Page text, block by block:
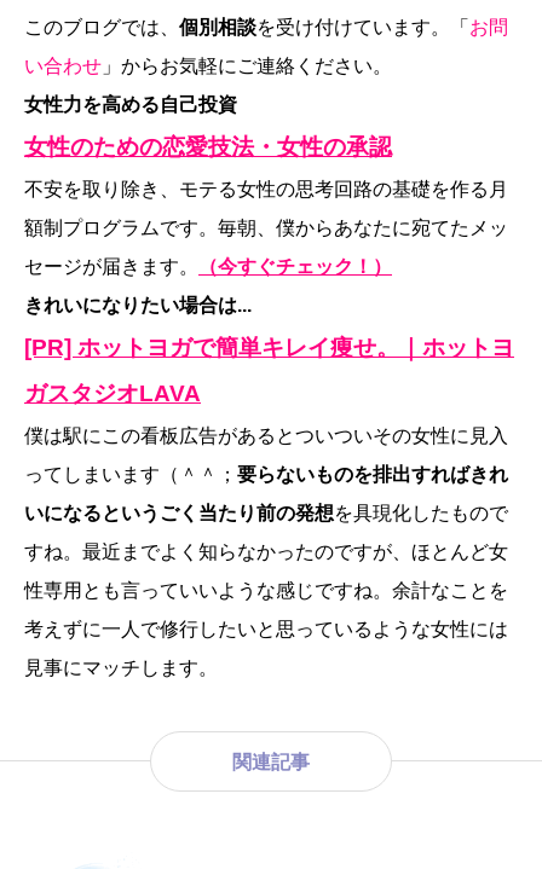
このブログでは、 個別相談を受け付けています。「 お問
い合わせ 」からお気軽にご連絡ください。
女性力を高める自己投資
女性のための恋愛技法・女性の承認
不安を取り除き、モテる女性の思考回路の基礎を作る月
額制プログラムです。毎朝、僕からあなたに宛てたメッ
セージが届きます。
（今すぐチェック！）
きれいになりたい場合は...
[PR] ホットヨガで簡単キレイ痩せ。｜ホットヨ
ガスタジオLAVA
僕は駅にこの看板広告があるとついついその女性に見入
ってしまいます（＾＾； 要らないものを排出すればきれ
いになるというごく当たり前の発想を具現化したもので
すね。最近までよく知らなかったのですが、ほとんど女
性専用とも言っていいような感じですね。余計なことを
考えずに一人で修行したいと思っているような女性には
見事にマッチします。
関連記事